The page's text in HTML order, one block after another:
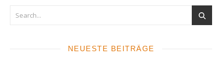
NEUESTE BEITRÄGE